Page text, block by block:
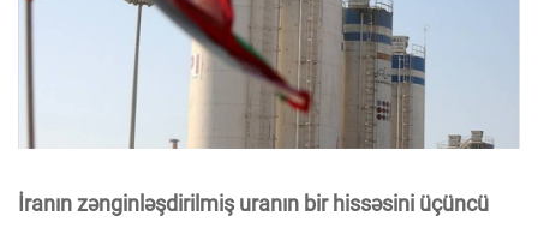
İranın zənginləşdirilmiş uranın bir hissəsini üçüncü